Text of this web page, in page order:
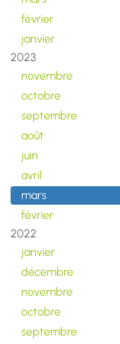
février
janvier
2023
novembre
octobre
septembre
août
juin
avril
mars
février
2022
janvier
décembre
novembre
octobre
septembre